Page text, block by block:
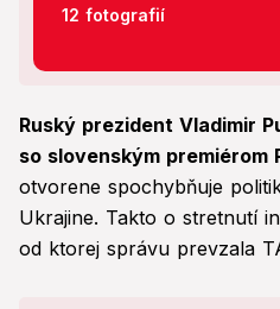
12 fotografií
Ruský prezident Vladimir
so slovenským premiérom
otvorene spochybňuje
Ukrajine. Takto o stretnutí
od ktorej správu prevzala